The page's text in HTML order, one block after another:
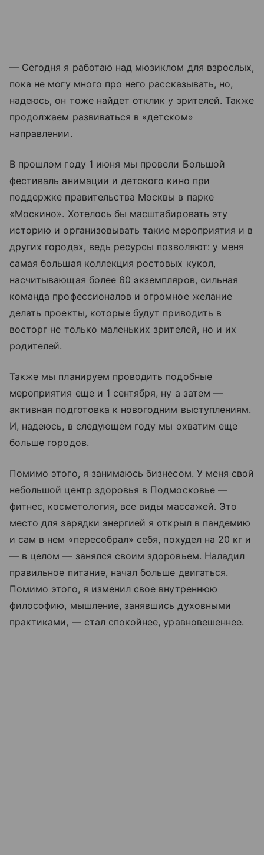
— Сегодня я работаю над мюзиклом для взрослых,
пока не могу много про него рассказывать, но,
надеюсь, он тоже найдет отклик у зрителей. Также
продолжаем развиваться в «детском»
направлении.
В прошлом году 1 июня мы провели Большой
фестиваль анимации и детского кино при
поддержке правительства Москвы в парке
«Москино». Хотелось бы масштабировать эту
историю и организовывать такие мероприятия и в
других городах, ведь ресурсы позволяют: у меня
самая большая коллекция ростовых кукол,
насчитывающая более 60 экземпляров, сильная
команда профессионалов и огромное желание
делать проекты, которые будут приводить в
восторг не только маленьких зрителей, но и их
родителей.
Также мы планируем проводить подобные
мероприятия еще и 1 сентября, ну а затем —
активная подготовка к новогодним выступлениям.
И, надеюсь, в следующем году мы охватим еще
больше городов.
Помимо этого, я занимаюсь бизнесом. У меня свой
небольшой центр здоровья в Подмосковье —
фитнес, косметология, все виды массажей. Это
место для зарядки энергией я открыл в пандемию
и сам в нем «пересобрал» себя, похудел на 20 кг и
— в целом — занялся своим здоровьем. Наладил
правильное питание, начал больше двигаться.
Помимо этого, я изменил свое внутреннюю
философию, мышление, занявшись духовными
практиками, — стал спокойнее, уравновешеннее.